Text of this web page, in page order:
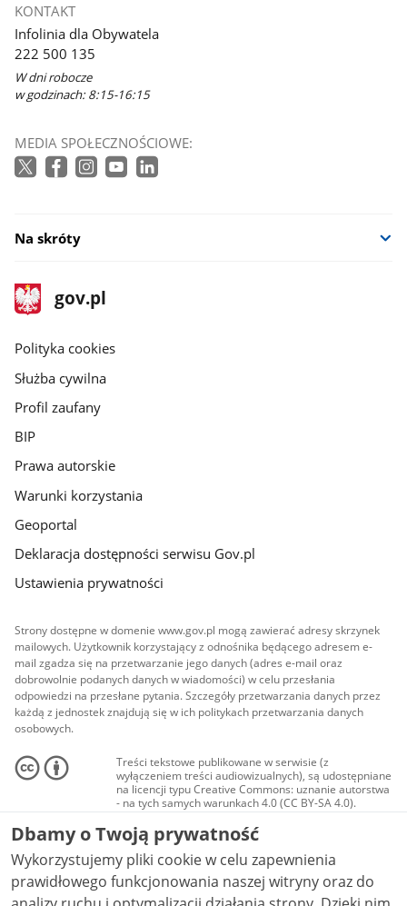
KONTAKT
Infolinia dla Obywatela
222 500 135
W dni robocze
w godzinach: 8:15-16:15
MEDIA SPOŁECZNOŚCIOWE:
Na skróty
stopka
gov.pl
Strona
gov.pl
gov.pl
Polityka cookies
Służba cywilna
Profil zaufany
BIP
Prawa autorskie
Warunki korzystania
Geoportal
Deklaracja dostępności serwisu Gov.pl
Ustawienia prywatności
Strony dostępne w domenie www.gov.pl mogą zawierać adresy skrzynek
mailowych. Użytkownik korzystający z odnośnika będącego adresem e-
mail zgadza się na przetwarzanie jego danych (adres e-mail oraz
dobrowolnie podanych danych w wiadomości) w celu przesłania
odpowiedzi na przesłane pytania. Szczegóły przetwarzania danych przez
każdą z jednostek znajdują się w ich politykach przetwarzania danych
osobowych.
Treści tekstowe publikowane w serwisie (z
wyłączeniem treści audiowizualnych), są udostępniane
na licencji typu Creative Commons: uznanie autorstwa
- na tych samych warunkach 4.0 (CC BY-SA 4.0).
Materiały audiowizualne, w tym zdjęcia, materiały
audio i wideo, są udostępniane na licencji typu
Creative Commons: uznanie autorstwa użycie
niekomercyjne - bez utworów zależnych 4.0 (CC BY-
NC-ND 4.0), o ile nie jest to stwierdzone inaczej.
Dbamy o Twoją prywatność
Wykorzystujemy pliki cookie w celu zapewnienia
prawidłowego funkcjonowania naszej witryny oraz do